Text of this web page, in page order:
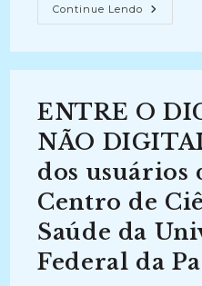
Continue Lendo
DE
Um
O
Suporte
(2014)
ENTRE O
NÃO
dos usuários
Centro de
Saúde da
Federal da